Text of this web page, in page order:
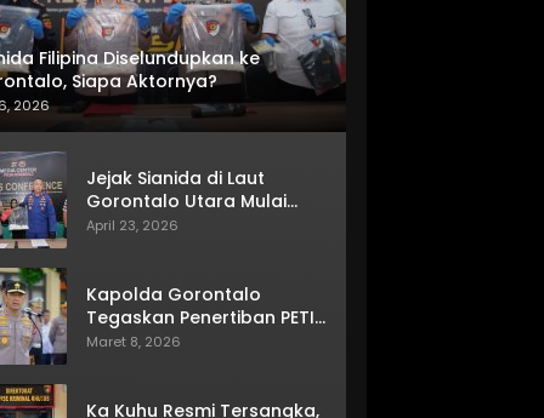
Filipina Diselundupkan ke
Siapa Aktornya?
2026
Jejak Sianida di Laut
Gorontalo Utara Mulai
Terkuak
April 23, 2026
Kapolda Gorontalo
Tegaskan Penertiban PETI
Terus Berjalan
Maret 8, 2026
Ka Kuhu Resmi Tersangka,